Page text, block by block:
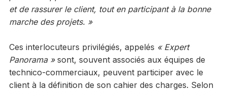
et de rassurer le client, tout en participant à la bonne
marche des projets. »
Ces interlocuteurs privilégiés, appelés « Expert
Panorama »sont, souvent associés aux équipes de
technico-commerciaux, peuvent participer avec le
client à la définition de son cahier des charges. Selon